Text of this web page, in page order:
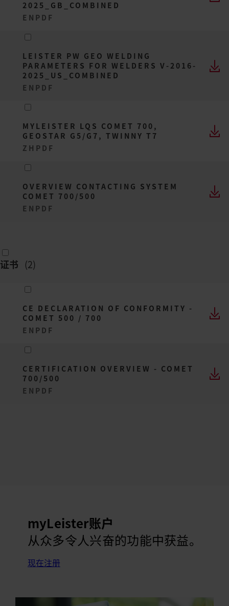
2025_GB_COMBINED
EN PDF
LEISTER PW GEO WELDING
PARAMETERS FOR WELDERS V-2016-
2025_US_COMBINED
EN PDF
MYLEISTER LQS COMET 700,
GEOSTAR G5/G7, TWINNY T7
ZH PDF
OVERVIEW CONTACTING SYSTEM
COMET 700/500
EN PDF
证书 (2)
CE DECLARATION OF CONFORMITY -
COMET 500 / 700
EN PDF
CERTIFICATION OVERVIEW - COMET
700/500
EN PDF
myLeister账户
从众多令人兴奋的功能中获益。
现在注册